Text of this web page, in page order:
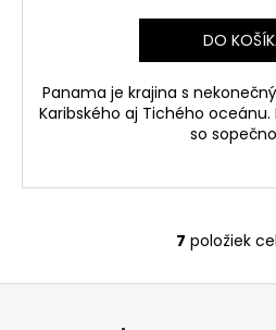
DO
Panama je krajina s
Karibského aj Tichého
so
O
v
7 položiek